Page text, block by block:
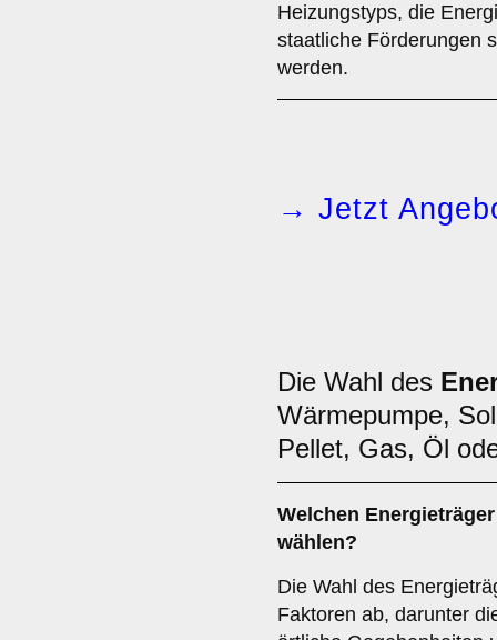
Heizungstyps, die
staatliche Förderungen
werden.
→ Jetzt
Die Wahl des
Wärmepumpe,
Pellet, Gas, Öl
Welchen Energieträger
wählen?
Die Wahl des
Faktoren ab, darunter